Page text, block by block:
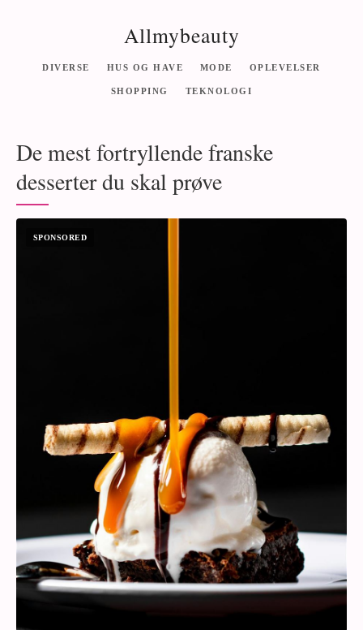
Allmybeauty
DIVERSE HUS OG HAVE MODE OPLEVELSER
SHOPPING TEKNOLOGI
De mest fortryllende franske
desserter du skal prøve